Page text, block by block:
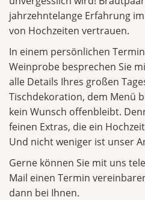
jahrzehntelange Erfahrung
von Hochzeiten vertrauen.
In einem persönlichen
Weinprobe besprechen Sie
alle Details Ihres großen
Tischdekoration, dem Menü
kein Wunsch offenbleibt.
feinen Extras, die ein
Und nicht weniger ist unser
Gerne können Sie mit uns
Mail einen Termin
dann bei Ihnen.